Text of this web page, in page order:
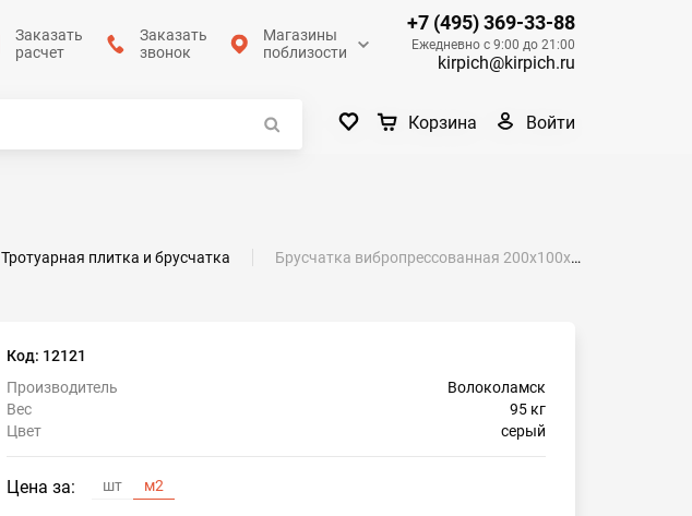
Заказать
расчет
Заказать
звонок
Магазины
поблизости
+7 (495) 369-33-88
Ежедневно с 9:00 до 21:00
kirpich@kirpich.ru
Корзина Войти
Тротуарная плитка и брусчатка Брусчатка вибропрессованная 200х100х40 серый
Код: 12121
Производитель
Волоколамск
Вес
95 кг
Цвет
серый
Цена за: шт м2